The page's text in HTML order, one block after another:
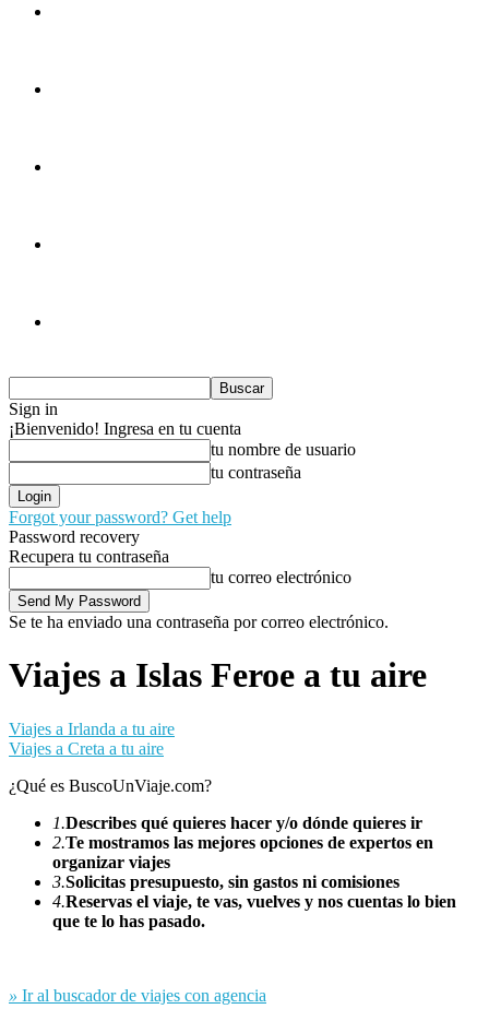
Sign in
¡Bienvenido! Ingresa en tu cuenta
tu nombre de usuario
tu contraseña
Forgot your password? Get help
Password recovery
Recupera tu contraseña
tu correo electrónico
Se te ha enviado una contraseña por correo electrónico.
Viajes a Islas Feroe a tu aire
Viajes a Irlanda a tu aire
Viajes a Creta a tu aire
¿Qué es BuscoUnViaje.com?
1.Describes qué quieres hacer y/o dónde quieres ir
2.Te mostramos las mejores opciones de expertos en
organizar viajes
3.Solicitas presupuesto, sin gastos ni comisiones
4.Reservas el viaje, te vas, vuelves y nos cuentas lo bien
que te lo has pasado.
» Ir al buscador de viajes con agencia